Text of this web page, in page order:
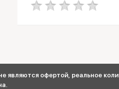
являются офертой, реальное